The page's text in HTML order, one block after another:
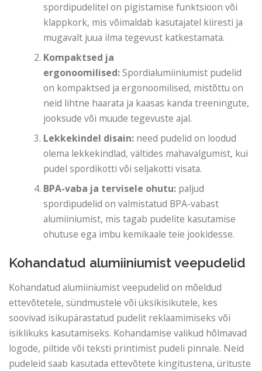
spordipudelitel on pigistamise funktsioon või
klappkork, mis võimaldab kasutajatel kiiresti ja
mugavalt juua ilma tegevust katkestamata.
Kompaktsed ja
ergonoomilised:Spordialumiiniumist pudelid
on kompaktsed ja ergonoomilised, mistõttu on
neid lihtne haarata ja kaasas kanda treeningute,
jooksude või muude tegevuste ajal.
Lekkekindel disain: need pudelid on loodud
olema lekkekindlad, vältides mahavalgumist, kui
pudel spordikotti või seljakotti visata.
BPA-vaba ja tervisele ohutu: paljud
spordipudelid on valmistatud BPA-vabast
alumiiniumist, mis tagab pudelite kasutamise
ohutuse ega imbu kemikaale teie jookidesse.
Kohandatud alumiiniumist veepudelid
Kohandatud alumiiniumist veepudelid on mõeldud
ettevõtetele, sündmustele või üksikisikutele, kes
soovivad isikupärastatud pudelit reklaamimiseks või
isiklikuks kasutamiseks. Kohandamise valikud hõlmavad
logode, piltide või teksti printimist pudeli pinnale. Neid
pudeleid saab kasutada ettevõtete kingitustena, ürituste